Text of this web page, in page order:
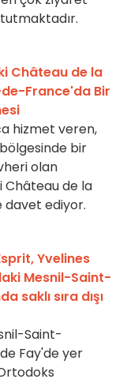
Château de la
France'da Bir
hizmet veren,
bir
olan
Château de la
davet ediyor.
Yvelines
Mesnil-Saint-
saklı sıra dışı
Saint-
Fay'de yer